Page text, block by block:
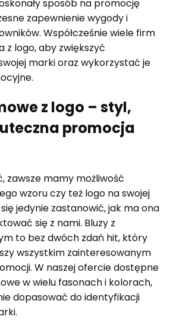
sposób na promocję
zapewnienie wygody i
Współcześnie wiele firm
z logo, aby zwiększyć
marki oraz wykorzystać je
z logo – styl,
promocja
zawsze mamy możliwość
wzoru czy też logo na swojej
jedynie zastanowić, jak ma ona
się z nami. Bluzy z
to bez dwóch zdań hit, który
wszystkim zainteresowanym
W naszej ofercie dostępne
w wielu fasonach i kolorach,
dopasować do identyfikacji